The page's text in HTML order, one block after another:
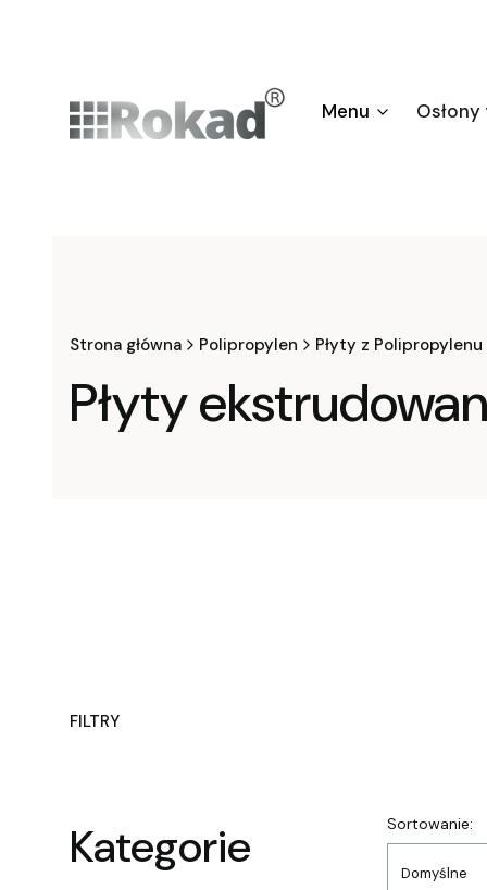
Menu
Strona główna Polipropylen Płyty z Polipropylenu
Płyty
FILTRY
Kategorie Lista
Sortowanie:
Domyślne